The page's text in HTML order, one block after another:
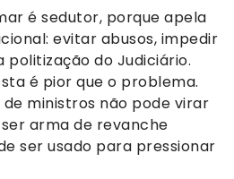
é sedutor, porque apela
evitar abusos, impedir
politização do Judiciário.
é pior que o problema.
ministros não pode virar
arma de revanche
ser usado para pressionar